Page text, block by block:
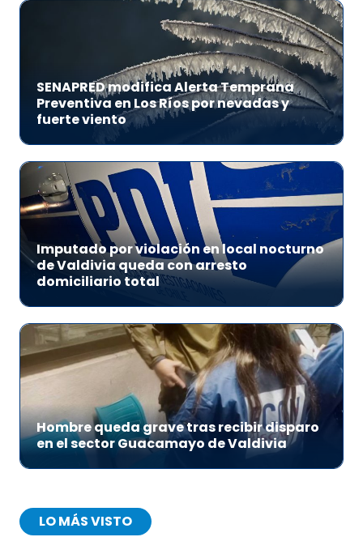
SENAPRED modifica Alerta Temprana
Preventiva en Los Ríos por nevadas y
fuerte viento
Imputado por violación en local nocturno
de Valdivia queda con arresto
domiciliario total
Hombre queda grave tras recibir disparo
en el sector Guacamayo de Valdivia
LO MÁS VISTO